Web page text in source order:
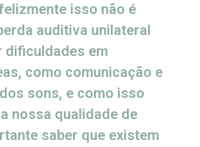
isso não é
auditiva unilateral
dificuldades em
como comunicação e
sons, e como isso
nossa qualidade de
saber que existem